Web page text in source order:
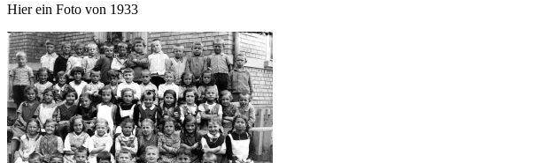
Hier ein Foto von 1933